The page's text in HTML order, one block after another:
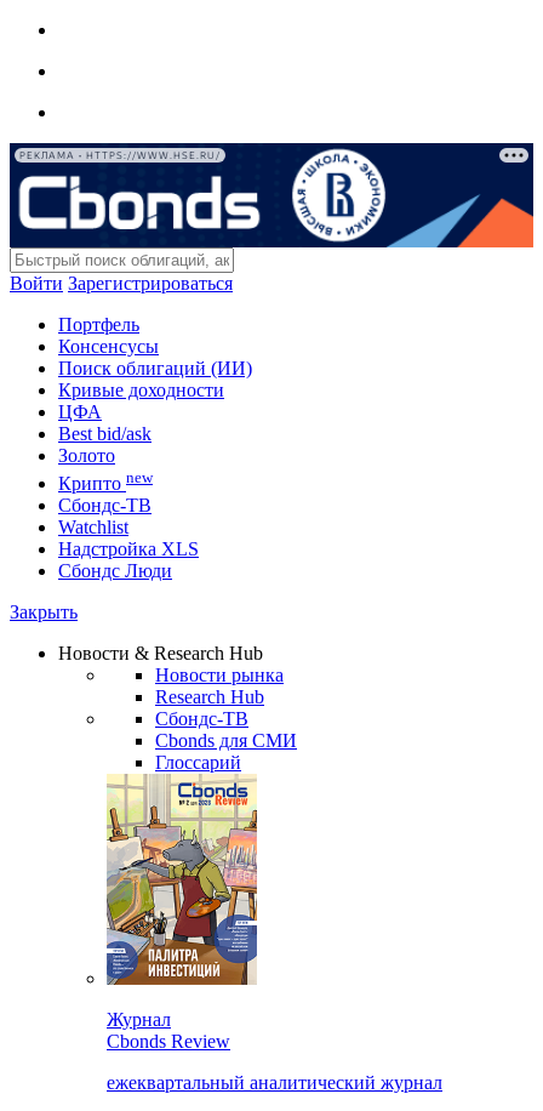
РЕКЛАМА • HTTPS://WWW.HSE.RU/
Войти Зарегистрироваться
Портфель
Консенсусы
Поиск облигаций (ИИ)
Кривые доходности
ЦФА
Best bid/ask
Золото
Крипто new
Сбондс-ТВ
Watchlist
Надстройка XLS
Сбондс Люди
Закрыть
Новости & Research Hub
Новости рынка
Research Hub
Сбондс-ТВ
Cbonds для СМИ
Глоссарий
Журнал
Cbonds Review
ежеквартальный аналитический журнал